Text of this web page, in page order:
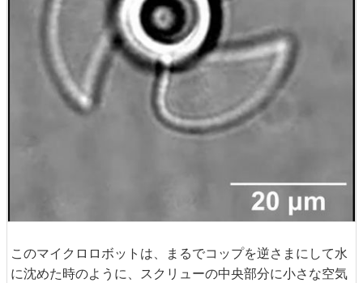
このマイクロロボットは、まるでコップを逆さまにして水
に沈めた時のように、スクリューの中央部分に小さな空気